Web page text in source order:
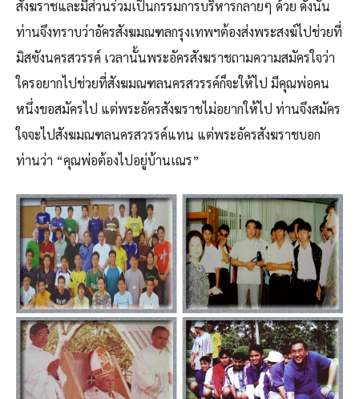
สังฆราชและมีส่วนร่วมเป็นกรรมการบริหารกลายๆ ด้วย ดังนั้น
ท่านจึงทราบว่าอัครสังฆมณฑลกรุงเทพฯต้องส่งพระสงฆ์ไปช่วยที่
มิสซังนครสวรรค์ เวลานั้นพระอัครสังฆราชถามความสมัครใจว่า
ใครอยากไปช่วยที่สังฆมณฑลนครสวรรค์ก็จะให้ไป มีคุณพ่อคน
หนึ่งขอสมัครไป แต่พระอัครสังฆราชไม่อยากให้ไป ท่านจึงสมัคร
ใจจะไปสังฆมณฑลนครสวรรค์แทน แต่พระอัครสังฆราชบอก
ท่านว่า “คุณพ่อต้องไปอยู่บ้านเณร”